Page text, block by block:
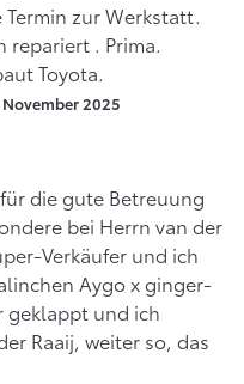
zur Werkstatt.
repariert . Prima.
Toyota.
November 2025
die gute Betreuung
bei Herrn van der
Verkäufer und ich
Aygo x ginger-
geklappt und ich
Raaij, weiter so, das